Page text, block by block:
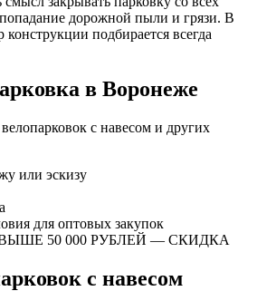
дорожной пыли и грязи. В
подбирается всегда
в Воронеже
с навесом и других
или эскизу
для оптовых закупок
50 000 РУБЛЕЙ — СКИДКА
с навесом